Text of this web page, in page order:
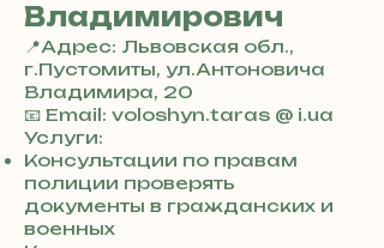
Владимирович
📍Адрес: Львовская обл.,
г.Пустомиты, ул.Антоновича
Владимира, 20
+
3
8
0
7
3
📧 Email: voloshyn.taras @ i.ua
Услуги:
Консультации по правам
полиции проверять
документы в гражданских и
военных